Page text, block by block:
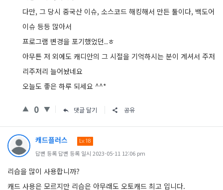
다만, 그 당시 중국산 이슈, 소스코드 해킹해서 만든 툴이다, 백도어
이슈 등등 많아서
프로그램 변경을 포기했었던..ㅎ
아무튼 저 외에도 캐디안의 그 시절을 기억하시는 분이 계셔서 주저
리주저리 늘어놨네요
오늘도 좋은 하루 되세요 ^^*
0 댓글 달기 공유
캐드플러스 Lv.18
답변 등록 답변 등록 일시 2023-05-11 12:06 pm
리습을 많이 사용합니까?
캐드 사용은 모르지만 리습은 아무래도 오토캐드 최고 입니다.